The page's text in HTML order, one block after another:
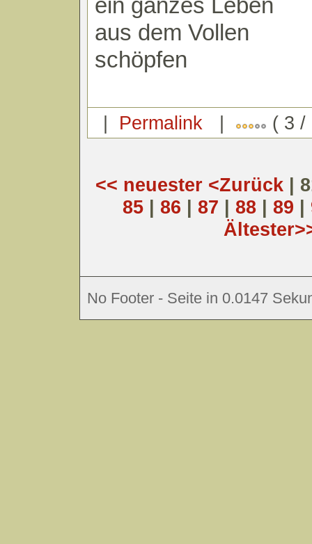
ein ganzes Leben
aus dem Vollen
schöpfen
| Permalink | ( 3 /
<< neuester <Zurück
|
85
86 87 88 89
No Footer - Seite in 0.0147